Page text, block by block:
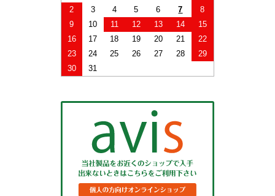
2
3 4 5 6 7
8
9
10 11 12 13 14
15
16
17 18 19 20 21
22
23
24 25 26 27 28
29
30
31